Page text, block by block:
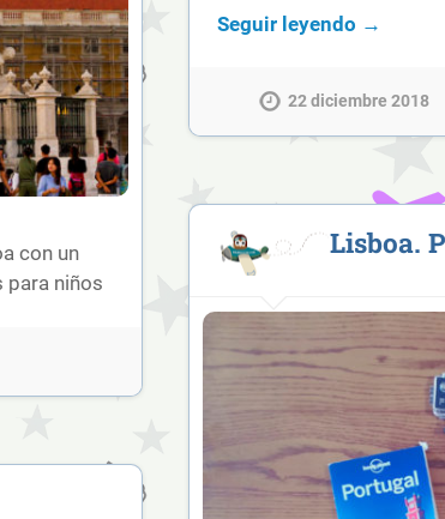
Seguir leyendo →
22 diciembre 2018
con un
para niños
Lisboa.